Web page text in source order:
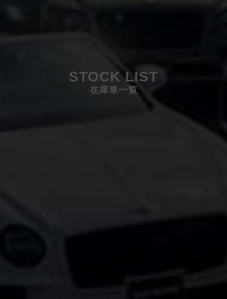
STOCK LIST
在庫車一覧